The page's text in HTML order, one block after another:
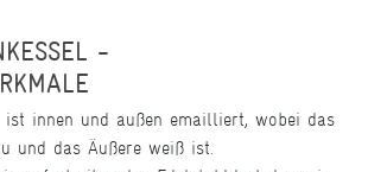
-
ist innen und außen emailliert, wobei das
und das Äußere weiß ist.